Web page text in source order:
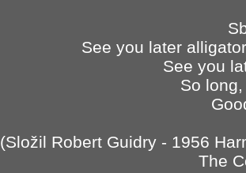
See you later
See you
So
(Složil Robert Guidry - 1956
The